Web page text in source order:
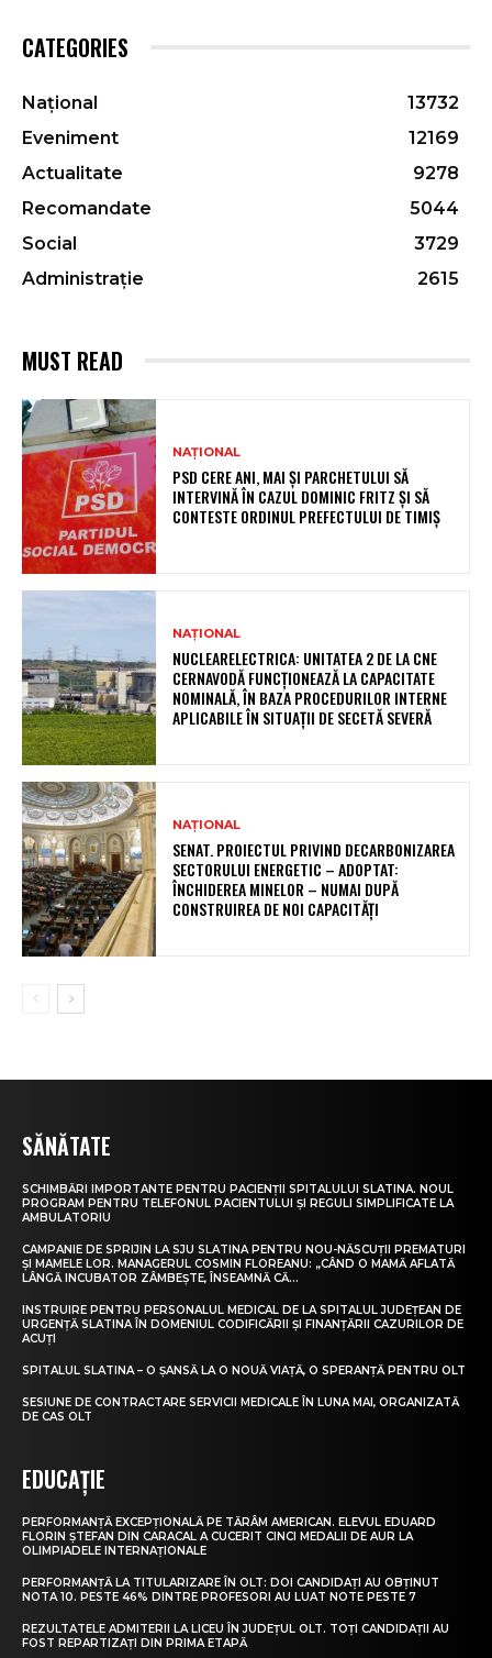
CATEGORIES
Național
13732
Eveniment
12169
Actualitate
9278
Recomandate
5044
Social
3729
Administrație
2615
MUST READ
NAȚIONAL
PSD CERE ANI, MAI ȘI PARCHETULUI SĂ
INTERVINĂ ÎN CAZUL DOMINIC FRITZ ȘI SĂ
CONTESTE ORDINUL PREFECTULUI DE TIMIȘ
NAȚIONAL
NUCLEARELECTRICA: UNITATEA 2 DE LA CNE
CERNAVODĂ FUNCȚIONEAZĂ LA CAPACITATE
NOMINALĂ, ÎN BAZA PROCEDURILOR INTERNE
APLICABILE ÎN SITUAȚII DE SECETĂ SEVERĂ
NAȚIONAL
SENAT. PROIECTUL PRIVIND DECARBONIZAREA
SECTORULUI ENERGETIC – ADOPTAT:
ÎNCHIDEREA MINELOR – NUMAI DUPĂ
CONSTRUIREA DE NOI CAPACITĂȚI
SĂNĂTATE
SCHIMBĂRI IMPORTANTE PENTRU PACIENȚII SPITALULUI SLATINA. NOUL
PROGRAM PENTRU TELEFONUL PACIENTULUI ȘI REGULI SIMPLIFICATE LA
AMBULATORIU
CAMPANIE DE SPRIJIN LA SJU SLATINA PENTRU NOU-NĂSCUȚII PREMATURI
ȘI MAMELE LOR. MANAGERUL COSMIN FLOREANU: „CÂND O MAMĂ AFLATĂ
LÂNGĂ INCUBATOR ZÂMBEȘTE, ÎNSEAMNĂ CĂ...
INSTRUIRE PENTRU PERSONALUL MEDICAL DE LA SPITALUL JUDEȚEAN DE
URGENȚĂ SLATINA ÎN DOMENIUL CODIFICĂRII ȘI FINANȚĂRII CAZURILOR DE
ACUȚI
SPITALUL SLATINA – O ȘANSĂ LA O NOUĂ VIAȚĂ, O SPERANȚĂ PENTRU OLT
SESIUNE DE CONTRACTARE SERVICII MEDICALE ÎN LUNA MAI, ORGANIZATĂ
DE CAS OLT
EDUCAȚIE
PERFORMANȚĂ EXCEPȚIONALĂ PE TĂRÂM AMERICAN. ELEVUL EDUARD
FLORIN ȘTEFAN DIN CARACAL A CUCERIT CINCI MEDALII DE AUR LA
OLIMPIADELE INTERNAȚIONALE
PERFORMANȚĂ LA TITULARIZARE ÎN OLT: DOI CANDIDAȚI AU OBȚINUT
NOTA 10. PESTE 46% DINTRE PROFESORI AU LUAT NOTE PESTE 7
REZULTATELE ADMITERII LA LICEU ÎN JUDEȚUL OLT. TOȚI CANDIDAȚII AU
FOST REPARTIZAȚI DIN PRIMA ETAPĂ